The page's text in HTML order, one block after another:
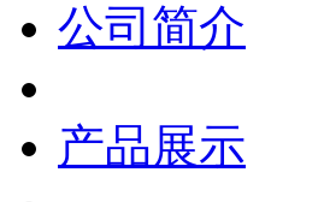
公司简介
产品展示